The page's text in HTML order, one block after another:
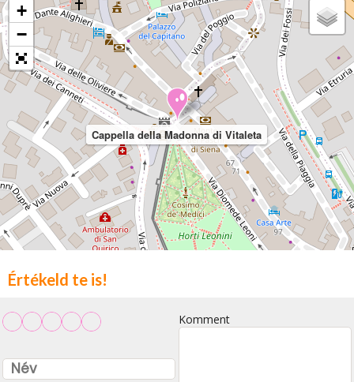
Cappella della Madonna di Vitaleta
+
−
Értékeld te is!
Komment